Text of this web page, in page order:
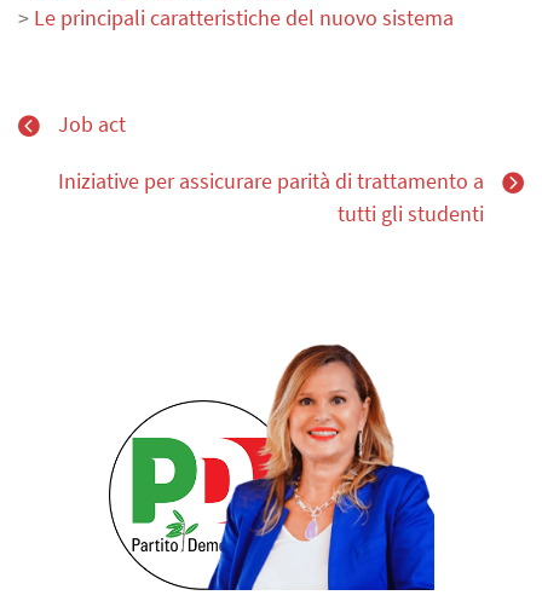
> Le principali caratteristiche del nuovo sistema
Job act
Iniziative per assicurare parità di trattamento a
tutti gli studenti